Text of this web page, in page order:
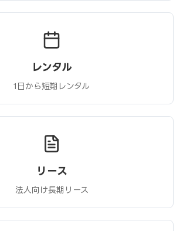
レンタル
1日から短期レンタル
リース
法人向け長期リース